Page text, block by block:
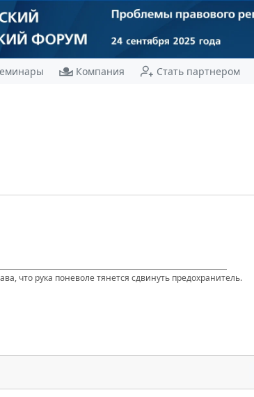
Компания Стать партнером
что рука поневоле тянется сдвинуть предохранитель.